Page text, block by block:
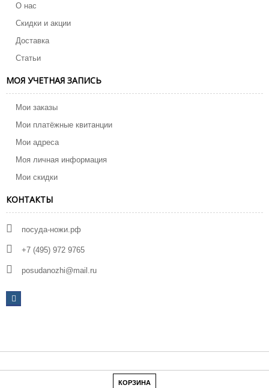
О нас
Скидки и акции
Доставка
Статьи
МОЯ УЧЕТНАЯ ЗАПИСЬ
Мои заказы
Мои платёжные квитанции
Мои адреса
Моя личная информация
Мои скидки
КОНТАКТЫ
посуда-ножи.рф
+7 (495) 972 9765
posudanozhi@mail.ru
КОРЗИНА